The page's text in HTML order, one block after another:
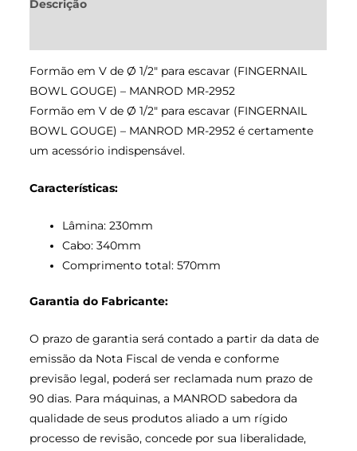
Descrição
Formão em V de Ø 1/2″ para escavar (FINGERNAIL
BOWL GOUGE) – MANROD MR-2952
Formão em V de Ø 1/2″ para escavar (FINGERNAIL
BOWL GOUGE) – MANROD MR-2952 é certamente
um acessório indispensável.
Características:
Lâmina: 230mm
Cabo: 340mm
Comprimento total: 570mm
Garantia do Fabricante:
O prazo de garantia será contado a partir da data de
emissão da Nota Fiscal de venda e conforme
previsão legal, poderá ser reclamada num prazo de
90 dias. Para máquinas, a MANROD sabedora da
qualidade de seus produtos aliado a um rígido
processo de revisão, concede por sua liberalidade,